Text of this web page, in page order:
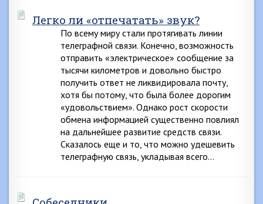
Легко ли «отпечатать» звук?
По всему миру стали протягивать линии
телеграфной связи. Конечно, возможность
отправить «электрическое» сообщение за
тысячи километров и довольно быстро
получить ответ не ликвидировала почту,
хотя бы потому, что была более дорогим
«удовольствием». Однако рост скорости
обмена информацией существенно повлиял
на дальнейшее развитие средств связи.
Сказалось еще и то, что можно удешевить
телеграфную связь, укладывая всего…